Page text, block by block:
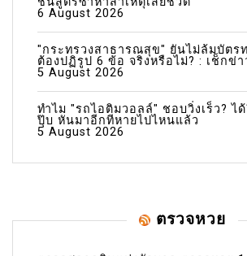
6 August 2026
"กระทรวงสาธารณสุข" ยันไม่ล้มบัตร
ต้องปฏิรูป 6 ข้อ จริงหรือไม่? : เช็กข่า
5 August 2026
ทำไม "รถไอติมวอลล์" ชอบวิ่งเร็ว? ได้
ปุ๊บ หันมาอีกทีหายไปไหนแล้ว
5 August 2026
ตรวจหวย